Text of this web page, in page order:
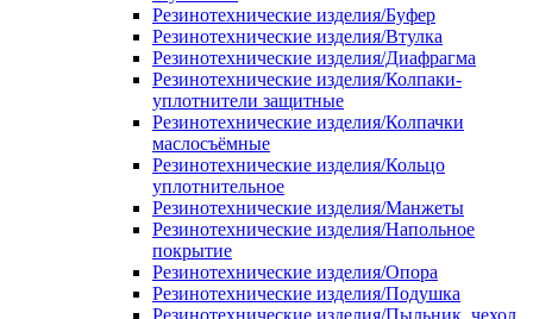
Резинотехнические изделия/Буфер
Резинотехнические изделия/Втулка
Резинотехнические изделия/Диафрагма
Резинотехнические изделия/Колпаки-
уплотнители защитные
Резинотехнические изделия/Колпачки
маслосъёмные
Резинотехнические изделия/Кольцо
уплотнительное
Резинотехнические изделия/Манжеты
Резинотехнические изделия/Напольное
покрытие
Резинотехнические изделия/Опора
Резинотехнические изделия/Подушка
Резинотехнические изделия/Пыльник, чехол,